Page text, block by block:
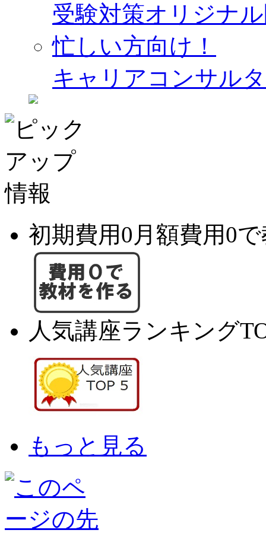
受験対策オリジナ
忙しい方向け！
キャリアコンサル
初期費用0月額費用0
人気講座ランキング
もっと見る